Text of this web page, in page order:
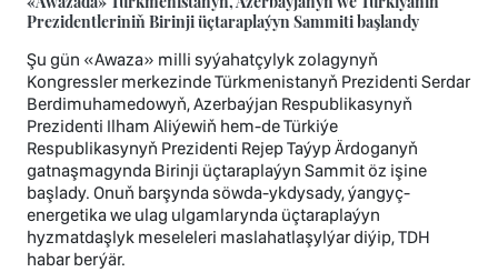
Prezidentleriniň Birinji üçtaraplaýyn Sammiti başlandy
Şu gün «Awaza» milli syýahatçylyk zolagynyň
Kongressler merkezinde Türkmenistanyň Prezidenti Serdar
Berdimuhamedowyň, Azerbaýjan Respublikasynyň
Prezidenti Ilham Aliýewiň hem-de Türkiýe
Respublikasynyň Prezidenti Rejep Taýyp Ärdoganyň
gatnaşmagynda Birinji üçtaraplaýyn Sammit öz işine
başlady. Onuň barşynda söwda-ykdysady, ýangyç-
energetika we ulag ulgamlarynda üçtaraplaýyn
hyzmatdaşlyk meseleleri maslahatlaşylýar diýip, TDH
habar berýär.